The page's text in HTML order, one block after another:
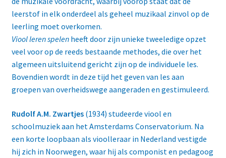
leerstof in elk onderdeel als geheel muzikaal zinvol op de
leerling moet overkomen.
Viool leren spelenheeft door zijn unieke tweeledige opzet
veel voor op de reeds bestaande methodes, die over het
algemeen uitsluitend gericht zijn op de individuele les.
Bovendien wordt in deze tijd het geven van les aan
groepen van overheidswege aangeraden en gestimuleerd.
Rudolf A.M. Zwartjes(1934) studeerde viool en
schoolmuziek aan het Amsterdams Conservatorium. Na
een korte loopbaan als vioolleraar in Nederland vestigde
hij zich in Noorwegen, waar hij als componist en pedagoog